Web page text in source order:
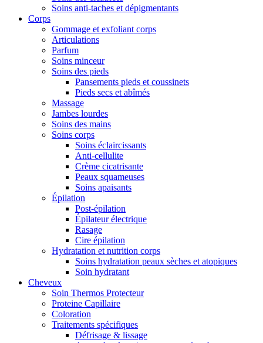
Soins anti-taches et dépigmentants
Corps
Gommage et exfoliant corps
Articulations
Parfum
Soins minceur
Soins des pieds
Pansements pieds et coussinets
Pieds secs et abîmés
Massage
Jambes lourdes
Soins des mains
Soins corps
Soins éclaircissants
Anti-cellulite
Crème cicatrisante
Peaux squameuses
Soins apaisants
Épilation
Post-épilation
Épilateur électrique
Rasage
Cire épilation
Hydratation et nutrition corps
Soins hydratation peaux sèches et atopiques
Soin hydratant
Cheveux
Soin Thermos Protecteur
Proteine Capillaire
Coloration
Traitements spécifiques
Défrisage & lissage